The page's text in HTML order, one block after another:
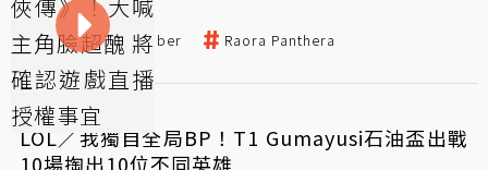
hololive VTuber Raora Panthera
← 上一篇
LOL／我獨自全局BP！T1 Gumayusi石油盃出戰
10場掏出10位不同英雄